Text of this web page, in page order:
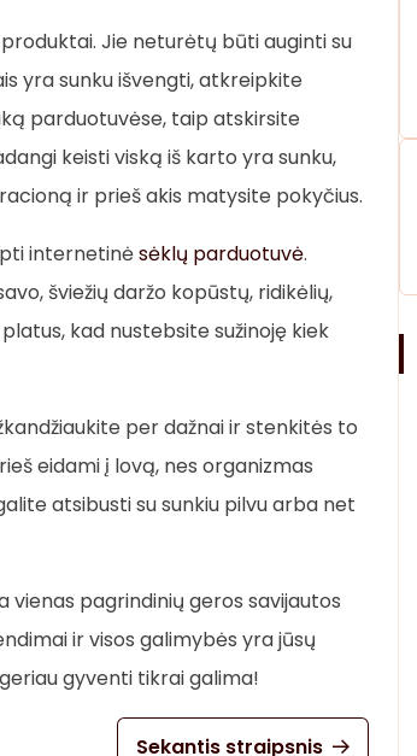
Jie neturėtų būti auginti su
yra sunku išvengti, atkreipkite
parduotuvėse, taip atskirsite
keisti viską iš karto yra sunku,
ir prieš akis matysite pokyčius.
internetinėsėklų parduotuvė.
šviežių daržo kopūstų, ridikėlių,
kad nustebsite sužinoję kiek
per dažnai ir stenkitės to
eidami į lovą, nes organizmas
atsibusti su sunkiu pilvu arba net
vienas pagrindinių geros savijautos
ir visos galimybės yra jūsų
gyventi tikrai galima!
Sekantis straipsnis